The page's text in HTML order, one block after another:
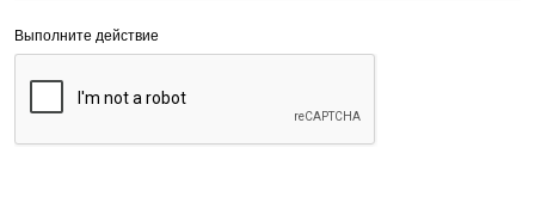
Выполните действие